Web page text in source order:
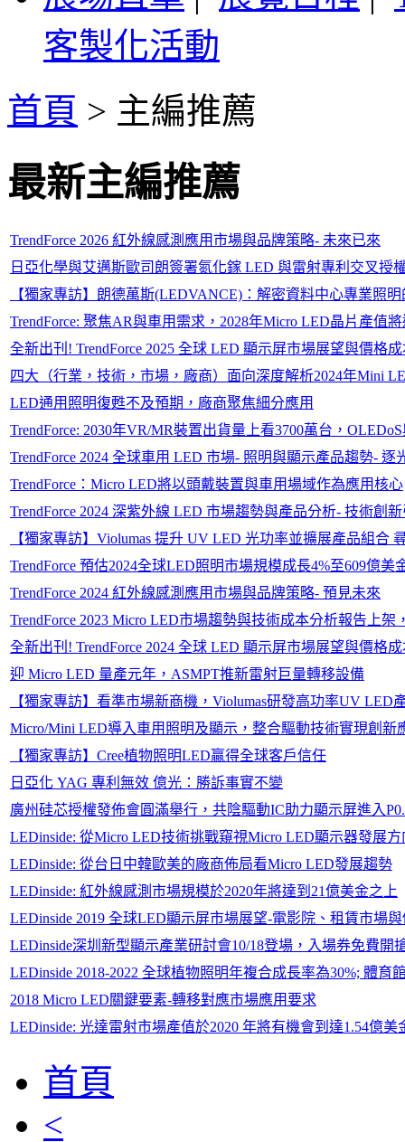
客製化活動
首頁 > 主編推薦
最新主編推薦
TrendForce 2026 紅外線感測應用市場與品牌策略- 未來已來
日亞化學與艾邁斯歐司朗簽署氮化鎵 LED 與雷射專利交叉授
【獨家專訪】朗德萬斯(LEDVANCE)：解密資料中心專業照
TrendForce: 聚焦AR與車用需求，2028年Micro LED晶片產值
全新出刊! TrendForce 2025 全球 LED 顯示屏市場展望與價格
四大（行業，技術，市場，廠商）面向深度解析2024年Mini
LED通用照明復甦不及預期，廠商聚焦細分應用
TrendForce: 2030年VR/MR裝置出貨量上看3700萬台，
TrendForce 2024 全球車用 LED 市場- 照明與顯示產品趨勢- 逐
TrendForce：Micro LED將以頭戴裝置與車用場域作為應用核心
TrendForce 2024 深紫外線 LED 市場趨勢與產品分析- 技術創
【獨家專訪】Violumas 提升 UV LED 光功率並擴展產品組合
TrendForce 預估2024全球LED照明市場規模成長4%至609億美
TrendForce 2024 紅外線感測應用市場與品牌策略- 預見未來
TrendForce 2023 Micro LED市場趨勢與技術成本分析報告上
全新出刊! TrendForce 2024 全球 LED 顯示屏市場展望與價格
迎 Micro LED 量產元年，ASMPT推新雷射巨量轉移設備
【獨家專訪】看準市場新商機，Violumas研發高功率UV LED
Micro/Mini LED導入車用照明及顯示，整合驅動技術實現創新
【獨家專訪】Cree植物照明LED贏得全球客戶信任
日亞化 YAG 專利無效 億光：勝訴事實不變
廣州硅芯授權發佈會圓滿舉行，共陰驅動IC助力顯示屏進入
LEDinside: 從Micro LED技術挑戰窺視Micro LED顯示器發展方
LEDinside: 從台日中韓歐美的廠商佈局看Micro LED發展趨勢
LEDinside: 紅外線感測市場規模於2020年將達到21億美金之上
LEDinside 2019 全球LED顯示屏市場展望-電影院、租賃市場
LEDinside深圳新型顯示產業研討會10/18登場，入場券免費開
LEDinside 2018-2022 全球植物照明年複合成長率為30%; 體
2018 Micro LED關鍵要素-轉移對應市場應用要求
LEDinside: 光達雷射市場產值於2020 年將有機會到達1.54億美
首頁
<